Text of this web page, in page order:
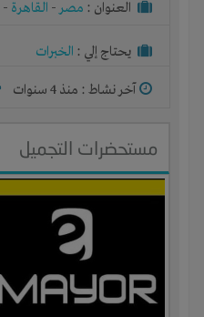
العنوان : مصر- القاهرة -
يحتاج إلي : الخبرات
آخر نشاط : منذ 4 سنوات
مستحضرات التجميل